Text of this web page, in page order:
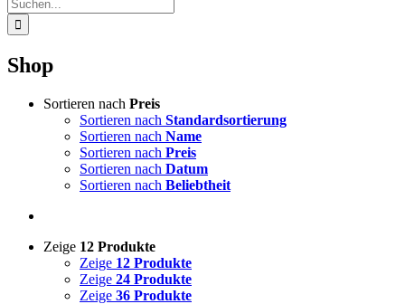
nach:
Shop
Sortieren nach Preis
Sortieren nach Standardsortierung
Sortieren nach Name
Sortieren nach Preis
Sortieren nach Datum
Sortieren nach Beliebtheit
Zeige 12 Produkte
Zeige 12 Produkte
Zeige 24 Produkte
Zeige 36 Produkte